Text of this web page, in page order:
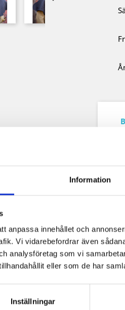
Information
anpassa innehållet och
Vi vidarebefordrar även
analysföretag som vi
eller som de har
Inställningar